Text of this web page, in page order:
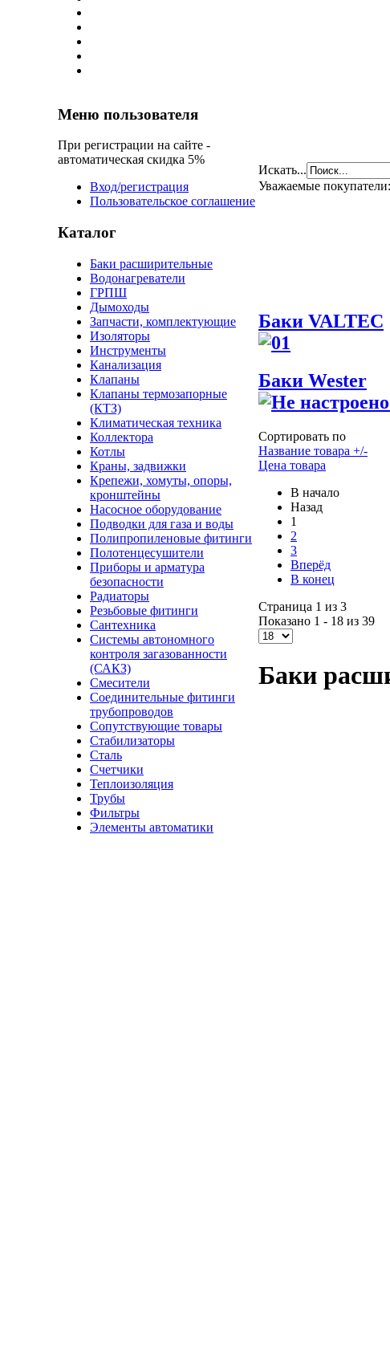
Меню пользователя
При регистрации на сайте -
автоматическая скидка 5%
Вход/регистрация
Пользовательское соглашение
Каталог
Баки расширительные
Водонагреватели
ГРПШ
Дымоходы
Запчасти, комплектующие
Изоляторы
Инструменты
Канализация
Клапаны
Клапаны термозапорные
(КТЗ)
Климатическая техника
Коллектора
Котлы
Краны, задвижки
Крепежи, хомуты, опоры,
кронштейны
Насосное оборудование
Подводки для газа и воды
Полипропиленовые фитинги
Полотенцесушители
Приборы и арматура
безопасности
Радиаторы
Резьбовые фитинги
Сантехника
Системы автономного
контроля загазованности
(САКЗ)
Смесители
Соединительные фитинги
трубопроводов
Сопутствующие товары
Стабилизаторы
Сталь
Счетчики
Теплоизоляция
Трубы
Фильтры
Элементы автоматики
Искать...
Уважаемые покупатели:
Баки VALTEC
Баки Wester
Сортировать по
Название товара +/-
Цена товара
В начало
Назад
1
2
3
Вперёд
В конец
Страница 1 из 3
Показано 1 - 18 из 39
Баки